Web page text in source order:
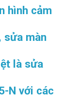
hình cảm
sửa màn
là sửa
N với các